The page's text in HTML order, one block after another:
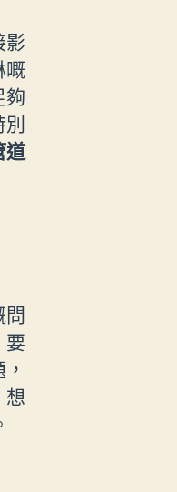
影
嘅
夠
別
道
問
要
想